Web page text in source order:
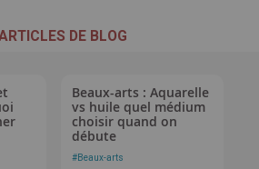
DE BLOG
Beaux-arts : Aquarelle
vs huile quel médium
choisir quand on
débute
#Beaux-arts